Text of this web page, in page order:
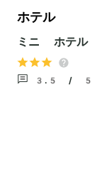
ホテル
ミニ ホテル
3.5 / 5